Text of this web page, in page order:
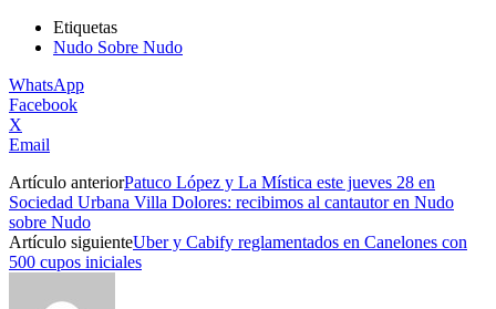
Etiquetas
Nudo Sobre Nudo
WhatsApp
Facebook
X
Email
Artículo anteriorPatuco López y La Mística este jueves 28 en
Sociedad Urbana Villa Dolores: recibimos al cantautor en Nudo
sobre Nudo
Artículo siguienteUber y Cabify reglamentados en Canelones con
500 cupos iniciales